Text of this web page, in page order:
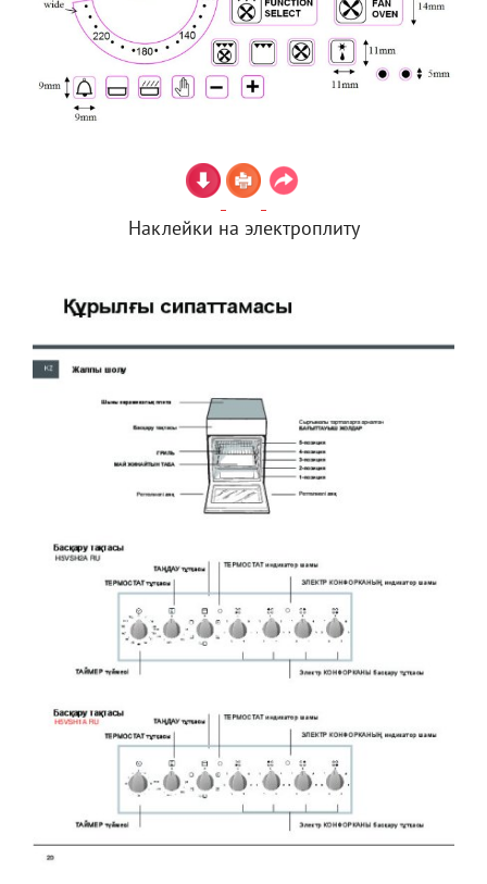
Наклейки на электроплиту